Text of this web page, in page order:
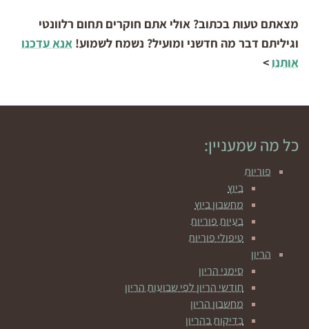
מצאתם טעות בכתוב? אולי אתם חוקרים תחום רלוונטי
וגיליתם דבר מה חדשני ומועיל? נשמח לשמוע! אנא עדכנו
אותנו >
כל מה שמעניין:
פוריות
ביוץ
מחשבון ביוץ
בעיות פוריות
טיפולי פוריות
הריון
סימני הריון
חודשי הריון לפי שבועות הריון
מחשבון הריון
בדיקות בהריון